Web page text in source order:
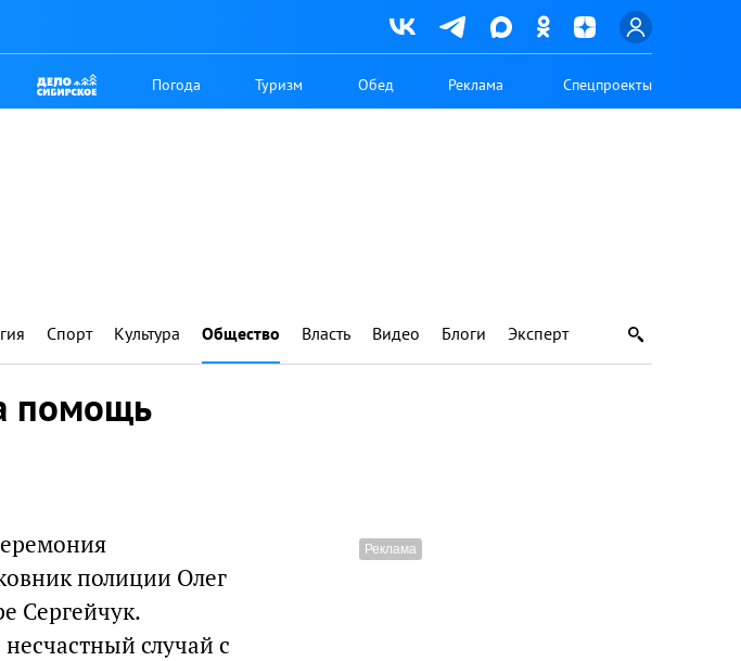
Погода Туризм Обед Реклама Спецпроекты
Спорт Культура Общество Власть Видео Блоги Эксперт
помощь
полиции Олег
Сергейчук.
случай с